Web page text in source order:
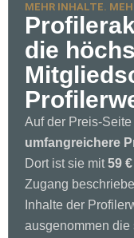
MEHR INHALTE.
die
Auf der Preis-
umfangreichere
Dort ist sie mit59
Zugang
Inhalte der
ausgenommen die